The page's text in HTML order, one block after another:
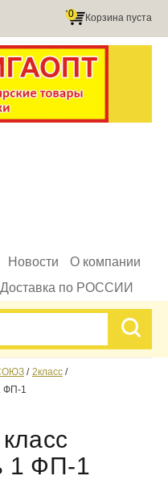
Корзина пуста
0
Новости
О компании
Доставка по РОССИИ
2класс
ФП-1
1 ФП-1